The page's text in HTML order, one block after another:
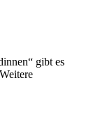
gibt es